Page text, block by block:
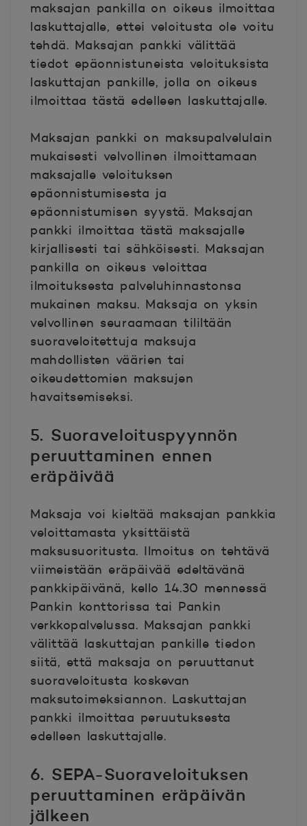
maksajan pankilla on oikeus ilmoittaa
laskuttajalle, ettei veloitusta ole voitu
tehdä. Maksajan pankki välittää
tiedot epäonnistuneista veloituksista
laskuttajan pankille, jolla on oikeus
ilmoittaa tästä edelleen laskuttajalle.
Maksajan pankki on maksupalvelulain
mukaisesti velvollinen ilmoittamaan
maksajalle veloituksen
epäonnistumisesta ja
epäonnistumisen syystä. Maksajan
pankki ilmoittaa tästä maksajalle
kirjallisesti tai sähköisesti. Maksajan
pankilla on oikeus veloittaa
ilmoituksesta palveluhinnastonsa
mukainen maksu. Maksaja on yksin
velvollinen seuraamaan tililtään
suoraveloitettuja maksuja
mahdollisten väärien tai
oikeudettomien maksujen
havaitsemiseksi.
5. Suoraveloituspyynnön
peruuttaminen ennen
eräpäivää
Maksaja voi kieltää maksajan pankkia
veloittamasta yksittäistä
maksusuoritusta. Ilmoitus on tehtävä
viimeistään eräpäivää edeltävänä
pankkipäivänä, kello 14.30 mennessä
Pankin konttorissa tai Pankin
verkkopalvelussa. Maksajan pankki
välittää laskuttajan pankille tiedon
siitä, että maksaja on peruuttanut
suoraveloitusta koskevan
maksutoimeksiannon. Laskuttajan
pankki ilmoittaa peruutuksesta
edelleen laskuttajalle.
6. SEPA-Suoraveloituksen
peruuttaminen eräpäivän
jälkeen